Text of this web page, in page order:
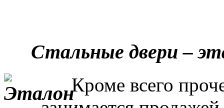
Стальные двери –
Кроме всего